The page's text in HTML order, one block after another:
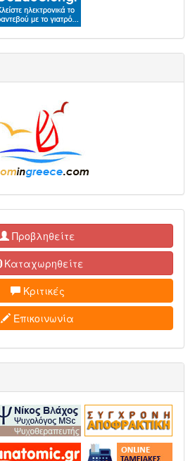
Προβληθείτε
Καταχωρηθείτε
Κριτικές
Επικοινωνία